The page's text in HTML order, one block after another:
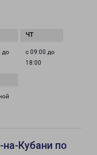
до
с 09:00 до
18:00
Кубани по